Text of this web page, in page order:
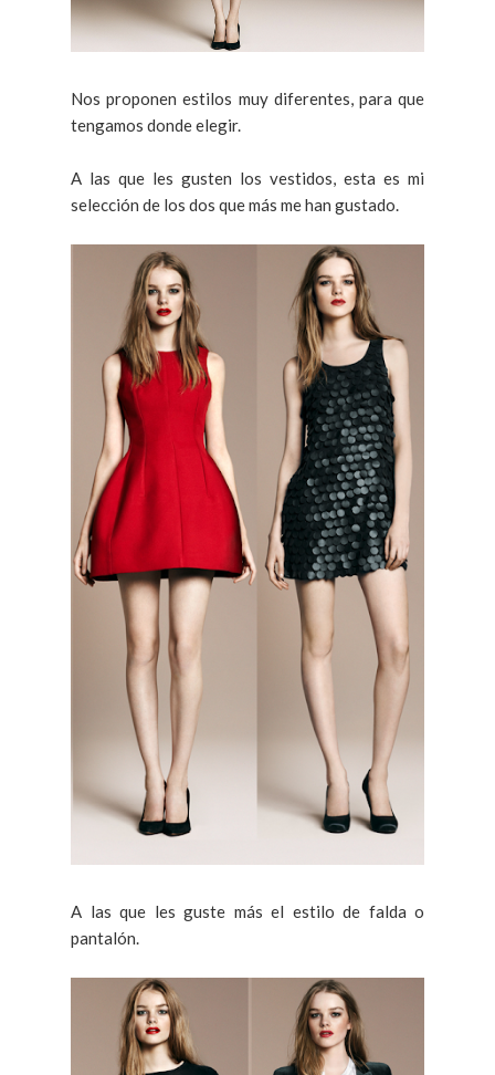
Nos proponen estilos muy diferentes, para que
tengamos donde elegir.
A las que les gusten los vestidos, esta es mi
selección de los dos que más me han gustado.
A las que les guste más el estilo de falda o
pantalón.